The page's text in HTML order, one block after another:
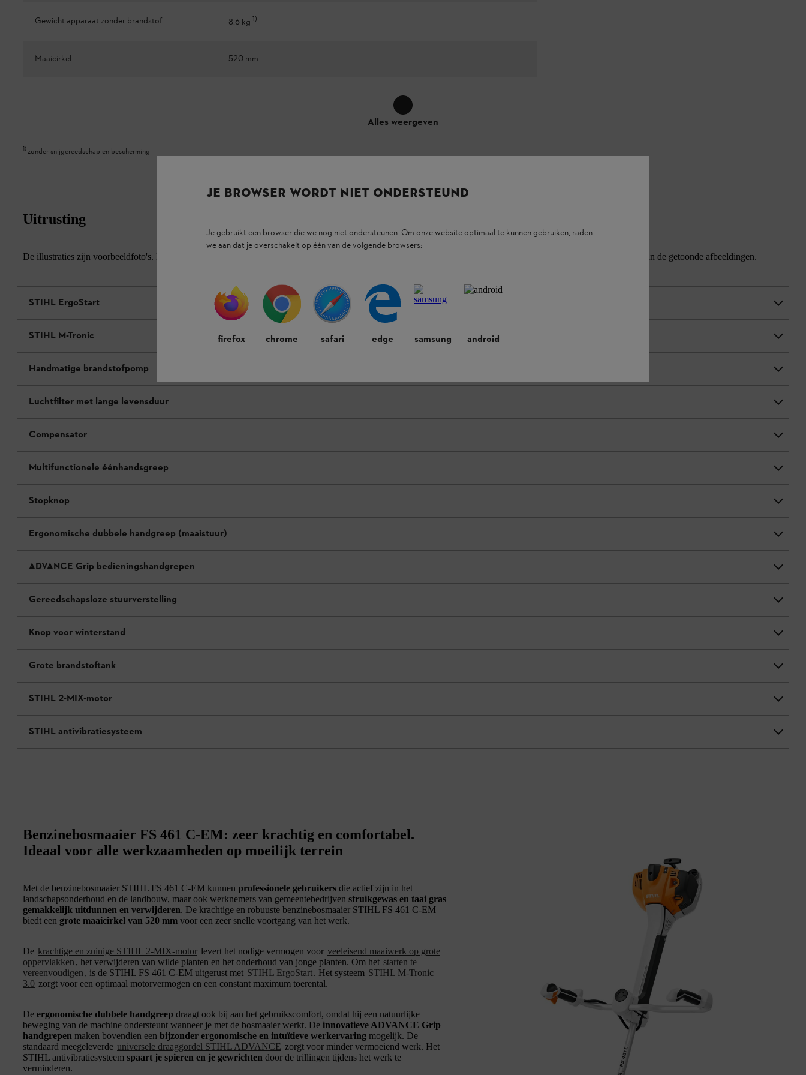
Gewicht apparaat zonder brandstof 8.6 kg 1)
Maaicirkel 520 mm
Alles weergeven
1) zonder snijgereedschap en bescherming
Uitrusting
De illustraties zijn voorbeeldfoto's. Het uiterlijk en de feitelijke toepassing van de uitrustingskenmerken op het product kunnen - bij gelijke functionaliteit - afwijken van de getoonde afbeeldingen.
STIHL ErgoStart
STIHL M-Tronic
Handmatige brandstofpomp
Luchtfilter met lange levensduur
Compensator
Multifunctionele éénhandsgreep
Stopknop
Ergonomische dubbele handgreep (maaistuur)
ADVANCE Grip bedieningshandgrepen
Gereedschapsloze stuurverstelling
Knop voor winterstand
Grote brandstoftank
STIHL 2-MIX-motor
STIHL antivibratiesysteem
Benzinebosmaaier FS 461 C-EM: zeer krachtig en comfortabel.
Ideaal voor alle werkzaamheden op moeilijk terrein
Met de benzinebosmaaier STIHL FS 461 C-EM kunnen professionele gebruikers die actief zijn in het
landschapsonderhoud en de landbouw, maar ook werknemers van gemeentebedrijven struikgewas en taai gras
gemakkelijk uitdunnen en verwijderen. De krachtige en robuuste benzinebosmaaier STIHL FS 461 C-EM
biedt een grote maaicirkel van 520 mm voor een zeer snelle voortgang van het werk.
De krachtige en zuinige STIHL 2-MIX-motor levert het nodige vermogen voor veeleisend maaiwerk op grote
oppervlakken , het verwijderen van wilde planten en het onderhoud van jonge planten. Om het starten te
vereenvoudigen , is de STIHL FS 461 C-EM uitgerust met STIHL ErgoStart. Het systeem STIHL M-Tronic
3.0 zorgt voor een optimaal motorvermogen en een constant maximum toerental.
De ergonomische dubbele handgreep draagt ook bij aan het gebruikscomfort, omdat hij een natuurlijke
beweging van de machine ondersteunt wanneer je met de bosmaaier werkt. De innovatieve ADVANCE Grip
handgrepen maken bovendien een bijzonder ergonomische en intuïtieve werkervaring mogelijk. De
standaard meegeleverde universele draaggordel STIHL ADVANCE zorgt voor minder vermoeiend werk. Het
STIHL antivibratiesysteem spaart je spieren en je gewrichten door de trillingen tijdens het werk te
verminderen.
JE BROWSER WORDT NIET ONDERSTEUND
Je gebruikt een browser die we nog niet ondersteunen. Om onze website optimaal te kunnen gebruiken, raden
we aan dat je overschakelt op één van de volgende browsers:
firefox chrome safari edge samsung android